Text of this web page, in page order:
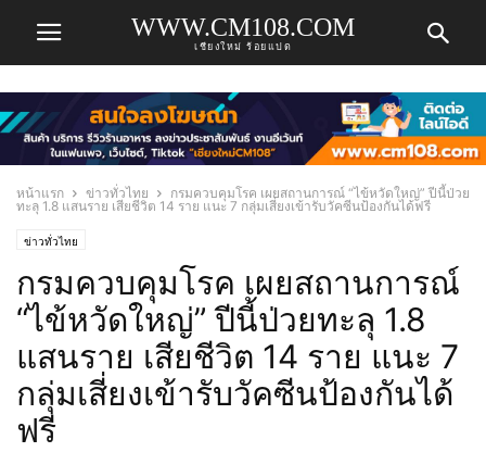
WWW.CM108.COM
เชียงใหม่ ร้อยแปด
หน้าแรก ข่าวทั่วไทย
กรมควบคุมโรค เผยสถานการณ์ “ไข้หวัดใหญ่” ปีนี้ป่วย
ทะลุ 1.8 แสนราย เสียชีวิต 14 ราย แนะ 7 กลุ่มเสี่ยงเข้ารับวัคซีนป้องกันได้ฟรี
ข่าวทั่วไทย
กรมควบคุมโรค เผยสถานการณ์
“ไข้หวัดใหญ่” ปีนี้ป่วยทะลุ 1.8
แสนราย เสียชีวิต 14 ราย แนะ 7
กลุ่มเสี่ยงเข้ารับวัคซีนป้องกันได้
ฟรี